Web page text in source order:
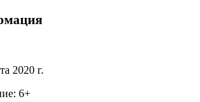
2020 г.
6+